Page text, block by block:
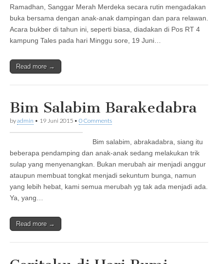
Ramadhan, Sanggar Merah Merdeka secara rutin mengadakan
buka bersama dengan anak-anak dampingan dan para relawan.
Acara bukber di tahun ini, seperti biasa, diadakan di Pos RT 4
kampung Tales pada hari Minggu sore, 19 Juni…
Read more →
Bim Salabim Barakedabra
byadmin • 19 Juni 2015 • 0 Comments
Bim salabim, abrakadabra, siang itu
beberapa pendamping dan anak-anak sedang melakukan trik
sulap yang menyenangkan. Bukan merubah air menjadi anggur
ataupun membuat tongkat menjadi sekuntum bunga, namun
yang lebih hebat, kami semua merubah yg tak ada menjadi ada.
Ya, yang…
Read more →